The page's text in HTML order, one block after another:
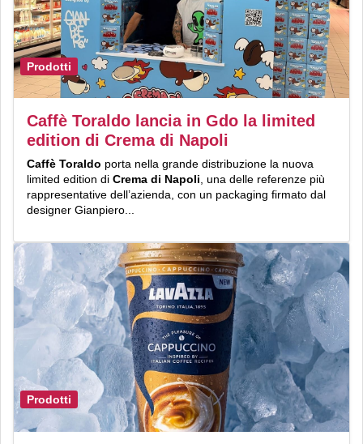
Prodotti
Caffè Toraldo lancia in Gdo la limited
edition di Crema di Napoli
Caffè Toraldo porta nella grande distribuzione la nuova
limited edition di Crema di Napoli , una delle referenze più
rappresentative dell’azienda, con un packaging firmato dal
designer Gianpiero...
Prodotti